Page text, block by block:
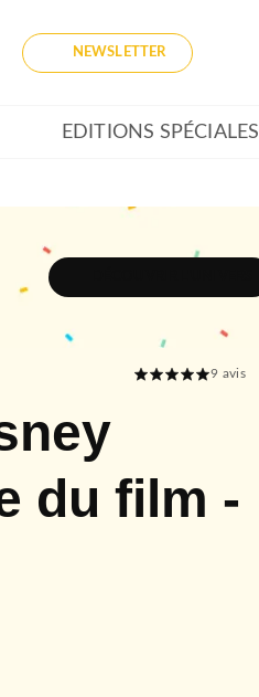
NEWSLETTER
EDITIONS SPÉCIALES
9 avis
du film -